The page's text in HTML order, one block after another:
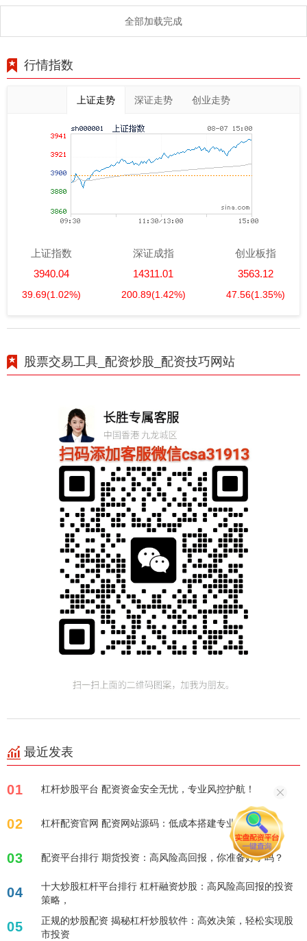
值梦想！
全部加载完成
行情指数
上证走势 深证走势 创业走势
上证指数
3940.04
39.69(1.02%)
深证成指
14311.01
200.89(1.42%)
创业板指
3563.12
47.56(1.35%)
股票交易工具_配资炒股_配资技巧网站
最近发表
01 杠杆炒股平台 配资资金安全无忧，专业风控护航！
02 杠杆配资官网 配资网站源码：低成本搭建专业平台
03 配资平台排行 期货投资：高风险高回报，你准备好了吗？
04
十大炒股杠杆平台排行 杠杆融资炒股：高风险高回报的投资
策略，
05
正规的炒股配资 揭秘杠杆炒股软件：高效决策，轻松实现股
市投资